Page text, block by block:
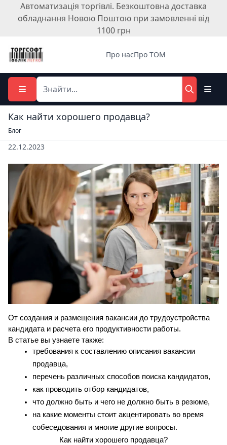
Автоматизація торгівлі. Безкоштовна доставка
обладнання Новою Поштою при замовленні від
1100 грн
Про насПро ТОМ
Как найти хорошего продавца?
Блог
22.12.2023
От создания и размещения вакансии до трудоустройства
кандидата и расчета его продуктивности работы.
В статье вы узнаете также:
требования к составлению описания вакансии
продавца,
перечень различных способов поиска кандидатов,
как проводить отбор кандидатов,
что должно быть и чего не должно быть в резюме,
на какие моменты стоит акцентировать во время
собеседования и многие другие вопросы.
Как найти хорошего продавца?